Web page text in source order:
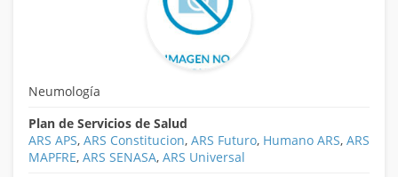
Neumología
Plan de Servicios de Salud
ARS APS, ARS Constitucion, ARS Futuro, Humano ARS, ARS
MAPFRE, ARS SENASA, ARS Universal